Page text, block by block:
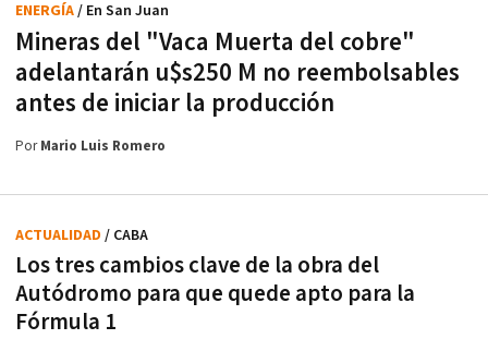
Mineras del "Vaca Muerta del cobre"
adelantarán u$s250 M no reembolsables
antes de iniciar la producción
ENERGÍA/ En San Juan
PorMario Luis Romero
Los tres cambios clave de la obra del
Autódromo para que quede apto para la
Fórmula 1
ACTUALIDAD / CABA